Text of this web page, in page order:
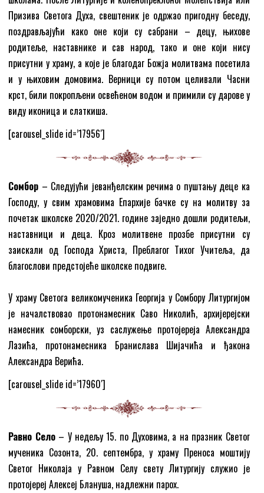
Призива Светога Духа, свештеник је одржао пригодну беседу,
поздрављајући како оне који су сабрани – децу, њихове
родитеље, наставнике и сав народ, тако и оне који нису
присутни у храму, а које је благодаг Божја молитвама посетила
и у њиховим домовима. Верници су потом целивали Часни
крст, били покропљени освећеном водом и примили су дарове у
виду иконица и слаткиша.
[carousel_slide id=’17956′]
Сомбор – Следујући јеванђелским речима о пуштању деце ка
Господу, у свим храмовима Епархије бачке су на молитву за
почетак школске 2020/2021. године заједно дошли родитељи,
наставници и деца. Кроз молитвене прозбе присутни су
заискали од Господа Христа, Преблагог Тихог Учитеља, да
благослови предстојеће школске подвиге.
У храму Светога великомученика Георгија у Сомбору Литургијом
је началствовао протонамесник Саво Николић, архијерејски
намесник сомборски, уз саслужење протојереја Александра
Лазића, протонамесника Бранислава Шијачића и ђакона
Александра Верића.
[carousel_slide id=’17960′]
Равно Село– У недељу 15. по Духовима, а на празник Светог
мученика Созонта, 20. септембра, у храму Преноса моштију
Светог Николаја у Равном Селу свету Литургију служио је
протојереј Алексеј Блануша, надлежни парох.